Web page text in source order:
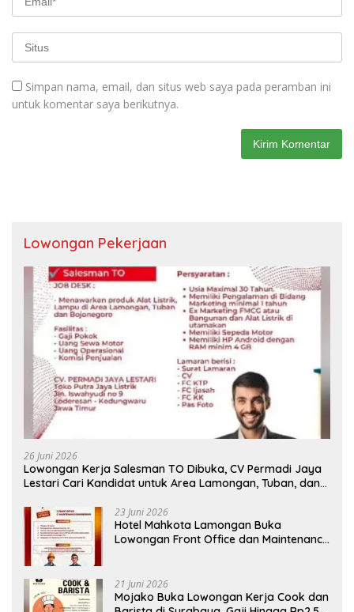
Simpan nama, email, dan situs web saya pada peramban ini
untuk komentar saya berikutnya.
Lowongan Pekerjaan
26 Juni 2026
Lowongan Kerja Salesman TO Dibuka, CV Permadi Jaya
Lestari Cari Kandidat untuk Area Lamongan, Tuban, dan
23 Juni 2026
Hotel Mahkota Lamongan Buka
Lowongan Front Office dan Maintenance
21 Juni 2026
Mojako Buka Lowongan Kerja Cook dan